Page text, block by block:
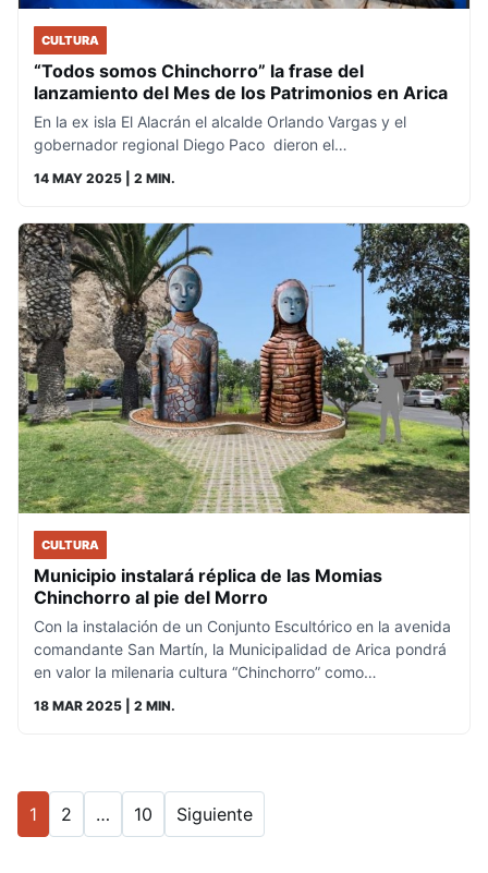
CULTURA
“Todos somos Chinchorro” la frase del
lanzamiento del Mes de los Patrimonios en Arica
En la ex isla El Alacrán el alcalde Orlando Vargas y el
gobernador regional Diego Paco dieron el…
14 MAY 2025 | 2 MIN.
CULTURA
Municipio instalará réplica de las Momias
Chinchorro al pie del Morro
Con la instalación de un Conjunto Escultórico en la avenida
comandante San Martín, la Municipalidad de Arica pondrá
en valor la milenaria cultura “Chinchorro” como…
18 MAR 2025 | 2 MIN.
1 2 … 10 Siguiente